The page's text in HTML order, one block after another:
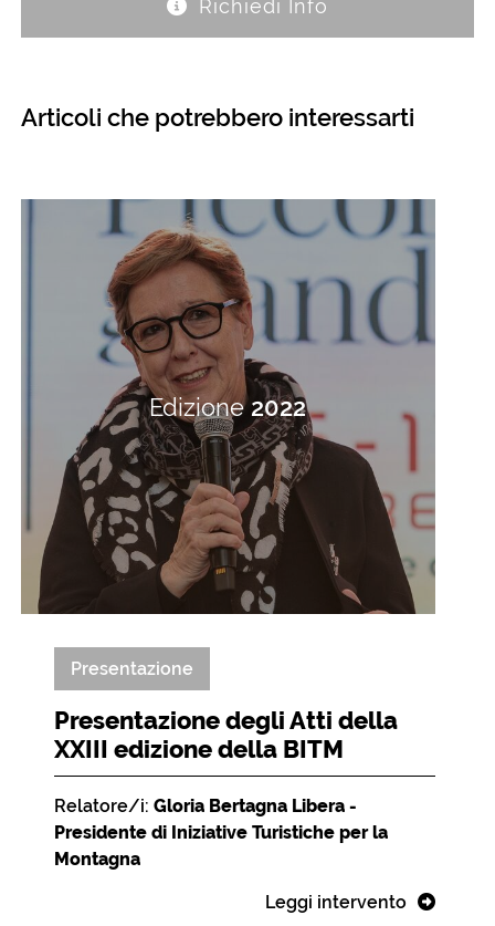
Richiedi Info
Articoli che potrebbero interessarti
Edizione2022
Presentazione
Presentazione degli Atti della
XXIII edizione della BITM
Relatore/i: Gloria Bertagna Libera -
Presidente di Iniziative Turistiche per la
Montagna
Leggi intervento